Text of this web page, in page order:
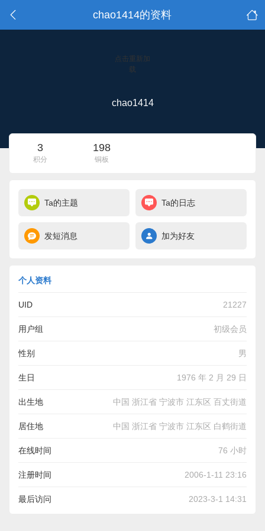
chao1414的资料
点击重新加
载
chao1414
3
积分
198
铜板
Ta的主题 Ta的日志
发短消息 加为好友
个人资料
UID 21227
用户组 初级会员
性别 男
生日 1976 年 2 月 29 日
出生地 中国 浙江省 宁波市 江东区 百丈街道
居住地 中国 浙江省 宁波市 江东区 白鹤街道
在线时间 76 小时
注册时间 2006-1-11 23:16
最后访问 2023-3-1 14:31